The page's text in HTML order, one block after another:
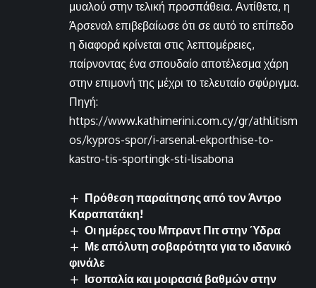
μυαλού στην τελική προσπάθεια. Αντίθετα, η
Άρσεναλ επιβεβαίωσε ότι σε αυτό το επίπεδο
η διαφορά κρίνεται στις λεπτομέρειες,
παίρνοντας ένα σπουδαίο αποτέλεσμα χάρη
στην επιμονή της μέχρι το τελευταίο σφύριγμα.
Πηγή:
https://www.kathimerini.com.cy/gr/athlitism
os/kypros-spor/i-arsenal-ekporthise-to-
kastro-tis-sportingk-sti-lisabona
Πρόθεση παραίτησης από τον Άντρο
Καραπατάκη!
Οι ημέρες του Μπραντ Πιτ στην Ύδρα
Με απόλυτη σοβαρότητα για το ιδανικό
φινάλε
Ισοπαλία και μοιρασιά βαθμών στην